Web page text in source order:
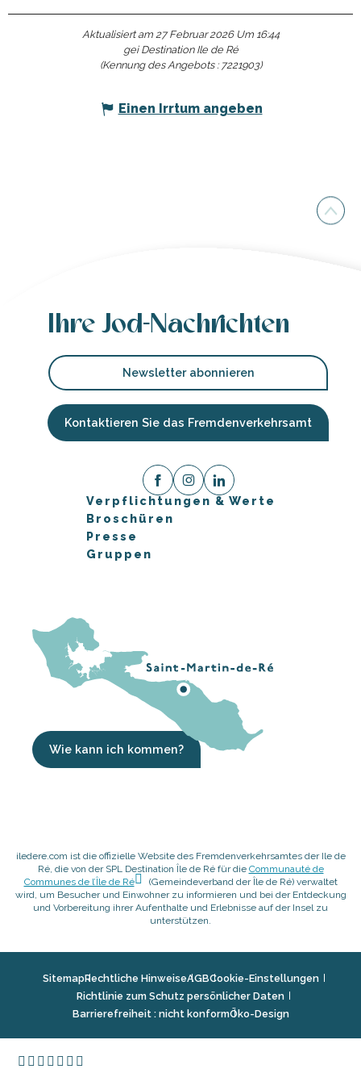
Aktualisiert am 27 Februar 2026 Um 16:44
gei Destination Ile de Ré
(Kennung des Angebots : 7221903)
Einen Irrtum angeben
Ihre Jod-Nachrichten
Newsletter abonnieren
Kontaktieren Sie das Fremdenverkehrsamt
Verpflichtungen & Werte
Broschüren
Presse
Gruppen
Wie kann ich kommen?
iledere.com ist die offizielle Website des Fremdenverkehrsamtes der Ile de
Ré, die von der SPL Destination Île de Ré für die Communauté de
Communes de l’Île de Ré
(Gemeindeverband der Île de Ré) verwaltet
wird, um Besucher und Einwohner zu informieren und bei der Entdeckung
und Vorbereitung ihrer Aufenthalte und Erlebnisse auf der Insel zu
unterstützen.
SitemapRechtliche HinweiseAGBCookie-Einstellungen
Richtlinie zum Schutz persönlicher Daten
Barrierefreiheit : nicht konformÖko-Design